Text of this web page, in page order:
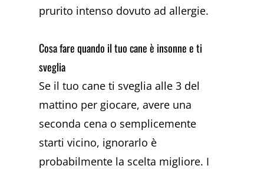
prurito intenso dovuto ad allergie.
Cosa fare quando il tuo cane è insonne e ti
sveglia
Se il tuo cane ti sveglia alle 3 del
mattino per giocare, avere una
seconda cena o semplicemente
starti vicino, ignorarlo è
probabilmente la scelta migliore. I